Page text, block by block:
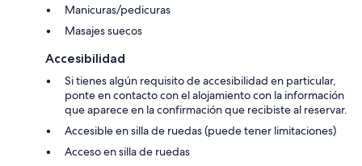
Manicuras/pedicuras
Masajes suecos
Accesibilidad
Si tienes algún requisito de accesibilidad en particular,
ponte en contacto con el alojamiento con la información
que aparece en la confirmación que recibiste al reservar.
Accesible en silla de ruedas (puede tener limitaciones)
Acceso en silla de ruedas